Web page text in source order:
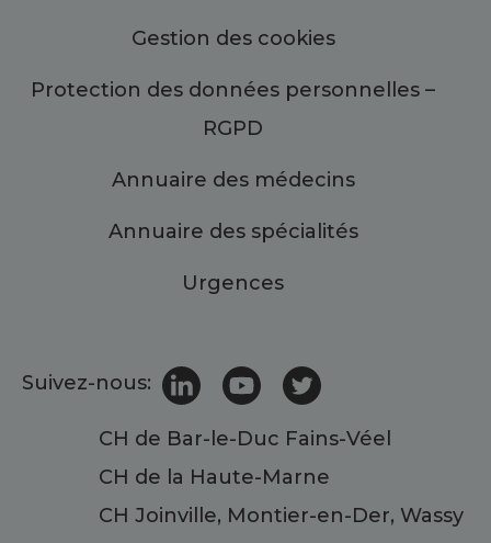
Gestion des cookies
Protection des données personnelles –
RGPD
Annuaire des médecins
Annuaire des spécialités
Urgences
Suivez-nous:
CH de Bar-le-Duc Fains-Véel
CH de la Haute-Marne
CH Joinville, Montier-en-Der, Wassy